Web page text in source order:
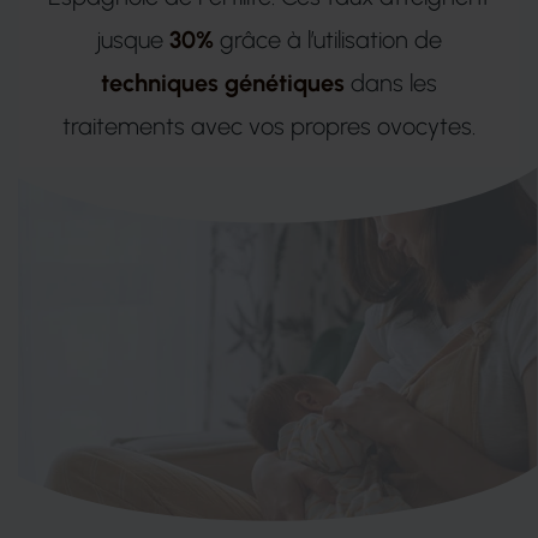
jusque 30% grâce à l’utilisation de
techniques génétiques dans les
traitements avec vos propres ovocytes.